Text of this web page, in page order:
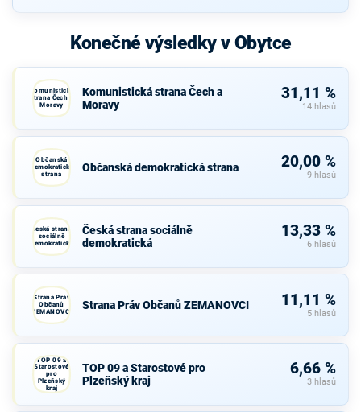
Konečné výsledky v Obytce
Komunistická
strana Čech a
Moravy
Komunistická strana Čech a
Moravy
31,11 %
14 hlasů
Občanská
demokratická
strana
Občanská demokratická strana 20,00 %
9 hlasů
Česká strana
sociálně
demokratická
Česká strana sociálně
demokratická
13,33 %
6 hlasů
Strana Práv
Občanů
ZEMANOVCI
Strana Práv Občanů ZEMANOVCI 11,11 %
5 hlasů
TOP 09 a
Starostové
pro
Plzeňský
kraj
TOP 09 a Starostové pro
Plzeňský kraj
6,66 %
3 hlasů